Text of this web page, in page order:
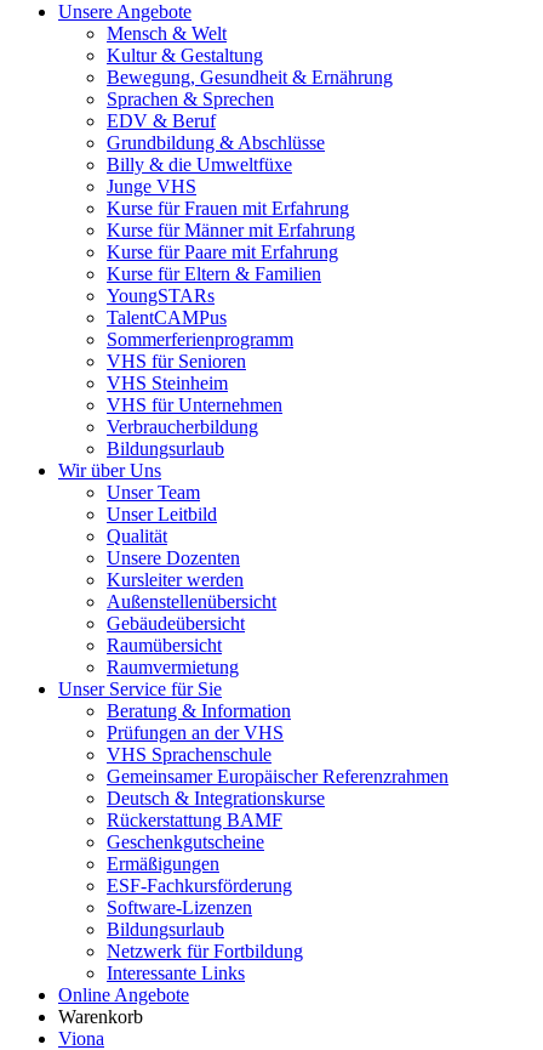
Unsere Angebote
Mensch & Welt
Kultur & Gestaltung
Bewegung, Gesundheit & Ernährung
Sprachen & Sprechen
EDV & Beruf
Grundbildung & Abschlüsse
Billy & die Umweltfüxe
Junge VHS
Kurse für Frauen mit Erfahrung
Kurse für Männer mit Erfahrung
Kurse für Paare mit Erfahrung
Kurse für Eltern & Familien
YoungSTARs
TalentCAMPus
Sommerferienprogramm
VHS für Senioren
VHS Steinheim
VHS für Unternehmen
Verbraucherbildung
Bildungsurlaub
Wir über Uns
Unser Team
Unser Leitbild
Qualität
Unsere Dozenten
Kursleiter werden
Außenstellenübersicht
Gebäudeübersicht
Raumübersicht
Raumvermietung
Unser Service für Sie
Beratung & Information
Prüfungen an der VHS
VHS Sprachenschule
Gemeinsamer Europäischer Referenzrahmen
Deutsch & Integrationskurse
Rückerstattung BAMF
Geschenkgutscheine
Ermäßigungen
ESF-Fachkursförderung
Software-Lizenzen
Bildungsurlaub
Netzwerk für Fortbildung
Interessante Links
Online Angebote
Warenkorb
Viona